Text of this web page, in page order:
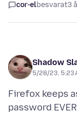
cor-elbesvarat3
Shadow
5/28/23, 5:23
Firefox keeps
password